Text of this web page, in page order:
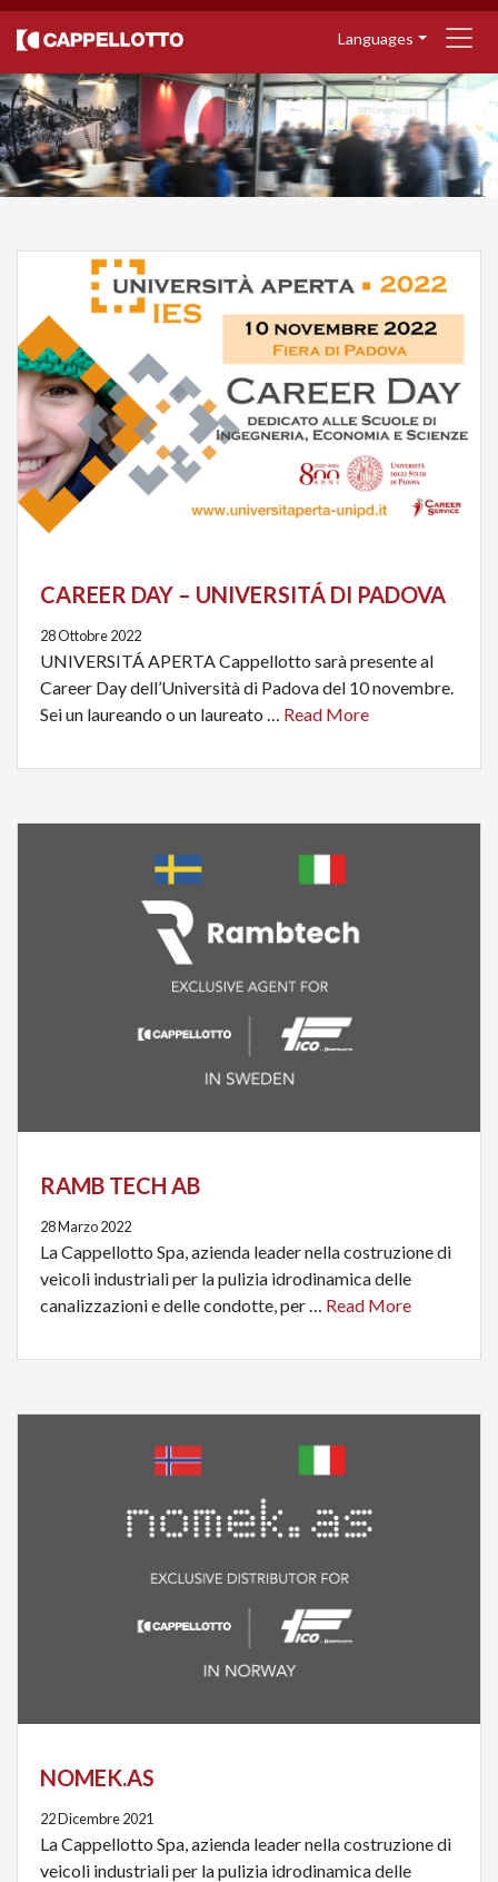
Languages
CAREER DAY – UNIVERSITÁ DI PADOVA
28 Ottobre 2022
UNIVERSITÁ APERTA Cappellotto sarà presente al
Career Day dell’Università di Padova del 10 novembre.
Sei un laureando o un laureato … Read More
RAMB TECH AB
28 Marzo 2022
La Cappellotto Spa, azienda leader nella costruzione di
veicoli industriali per la pulizia idrodinamica delle
canalizzazioni e delle condotte, per … Read More
NOMEK.AS
22 Dicembre 2021
La Cappellotto Spa, azienda leader nella costruzione di
veicoli industriali per la pulizia idrodinamica delle